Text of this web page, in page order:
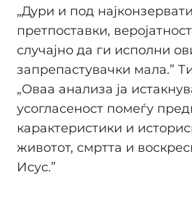
„Дури и под
претпоставки,
случајно да ги исполни
запрепастувачки мала.”
„Оваа анализа ја
усогласеност помеѓу
карактеристики и
животот, смртта и
Исус.”